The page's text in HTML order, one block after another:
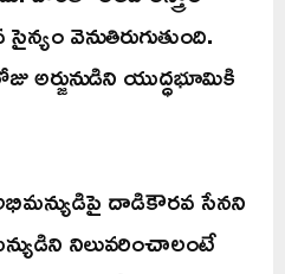
వెనుతిరుగుతుంది.
యుద్ధభూమికి
దాడికౌరవ సేనని
నిలువరించాలంటే